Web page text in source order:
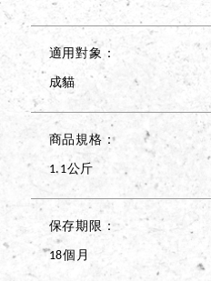
適用對象
成貓
商品規格
1.1公斤
保存期限
18個月